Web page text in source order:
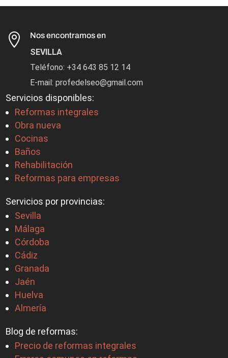
 Nos encontramos en
SEVILLA
Teléfono: +34 643 85 12 14
E-mail: profedelseo@gmail.com
Servicios disponibles:
Reformas integrales
Obra nueva
Cocinas
Baños
Rehabilitación
Reformas para empresas
Servicios por provincias:
Sevilla
Málaga
Córdoba
Cádiz
Granada
Jaén
Huelva
Almería
Blog de reformas:
Precio de reformas integrales